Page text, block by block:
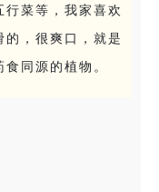
菜等，我家喜欢
，很爽口，就是
同源的植物。